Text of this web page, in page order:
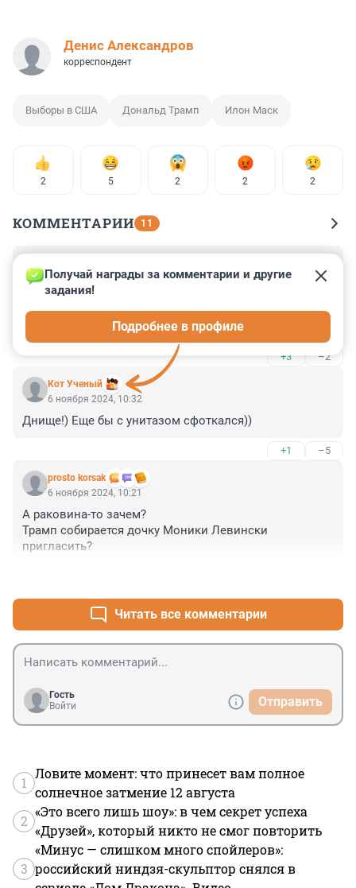
Денис Александров
корреспондент
Выборы в США Дональд Трамп Илон Маск
2 5 2 2 2
КОММЕНТАРИИ 11
6 ноября 2024, 10:42
Илон прекрасный аналитик. И главное, НЕ болтун, а
адекватный, расчетливыйсо своим личным мнением,
представитель западного человечества... Удачи ему,
ведь таких ненавидят богатеи, типпа Сороса
+3 –2
Кот Ученый
Получай награды за комментарии и другие
задания!
Подробнее в профиле
6 ноября 2024, 10:32
Днище!) Еще бы с унитазом сфоткался))
+1 –5
prosto korsak
6 ноября 2024, 10:21
А раковина-то зачем?
Трамп собирается дочку Моники Левински
пригласить?
Читать все комментарии
Гость
Войти
Отправить
1
Ловите момент: что принесет вам полное
солнечное затмение 12 августа
2
«Это всего лишь шоу»: в чем секрет успеха
«Друзей», который никто не смог повторить
3
«Минус — слишком много спойлеров»:
российский ниндзя-скульптор снялся в